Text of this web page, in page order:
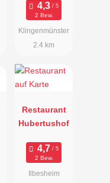
2 Bew.
Klingenmünster
2.4 km
Restaurant
Hubertushof
2 Bew.
Ilbesheim